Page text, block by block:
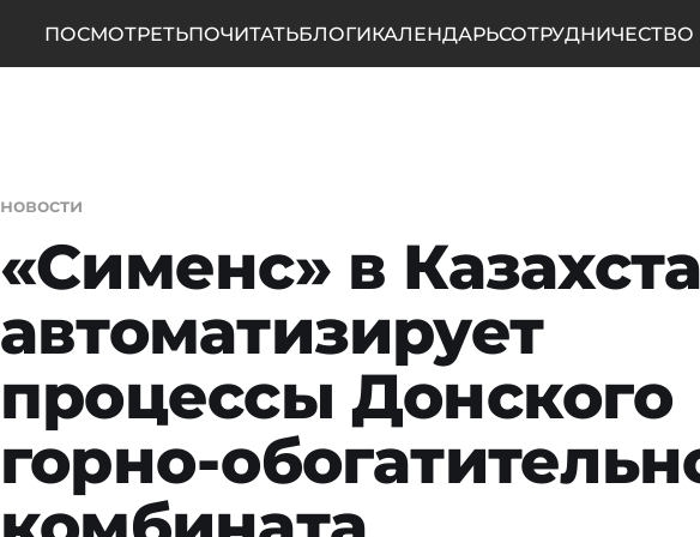
ПОСМОТРЕТЬПОЧИТАТЬБЛОГИКАЛЕНДАРЬСОТРУДНИЧЕСТВО
новости
«Сименс» в
автоматизирует
процессы Донского
горно-